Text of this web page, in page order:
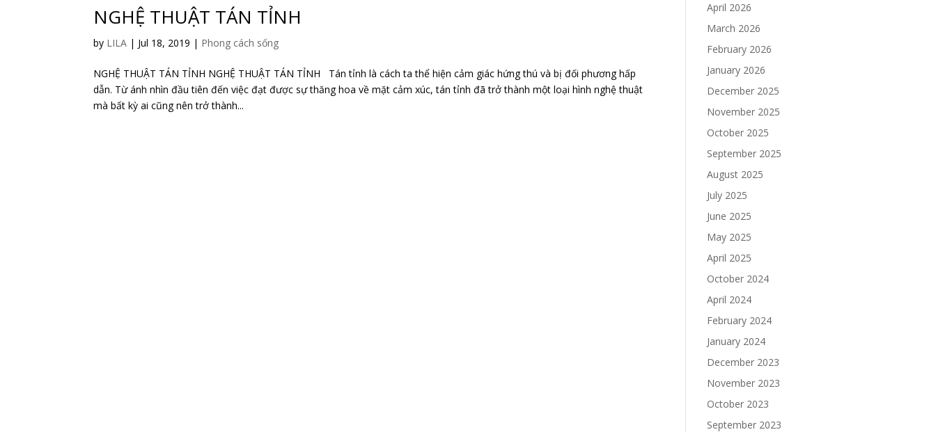
NGHỆ THUẬT TÁN TỈNH
by LILA | Jul 18, 2019 | Phong cách sống
NGHỆ THUẬT TÁN TỈNH NGHỆ THUẬT TÁN TỈNH Tán tỉnh là cách ta thể hiện cảm giác hứng thú và bị đối phương hấp
dẫn. Từ ánh nhìn đầu tiên đến việc đạt được sự thăng hoa về mặt cảm xúc, tán tỉnh đã trở thành một loại hình nghệ thuật
mà bất kỳ ai cũng nên trở thành...
April 2026
March 2026
February 2026
January 2026
December 2025
November 2025
October 2025
September 2025
August 2025
July 2025
June 2025
May 2025
April 2025
October 2024
April 2024
February 2024
January 2024
December 2023
November 2023
October 2023
September 2023